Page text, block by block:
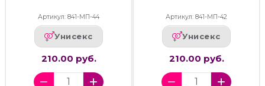
Артикул: 841-МП-44
Унисекс
210.00 руб.
Артикул: 841-МП-42
Унисекс
210.00 руб.